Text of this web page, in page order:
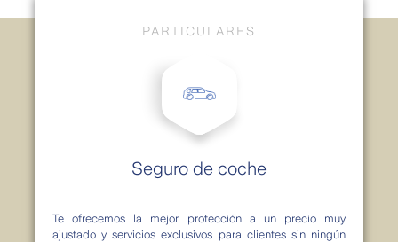
PARTICULARES
Seguro de coche
Te ofrecemos la mejor protección a un precio muy
ajustado y servicios exclusivos para clientes sin ningún